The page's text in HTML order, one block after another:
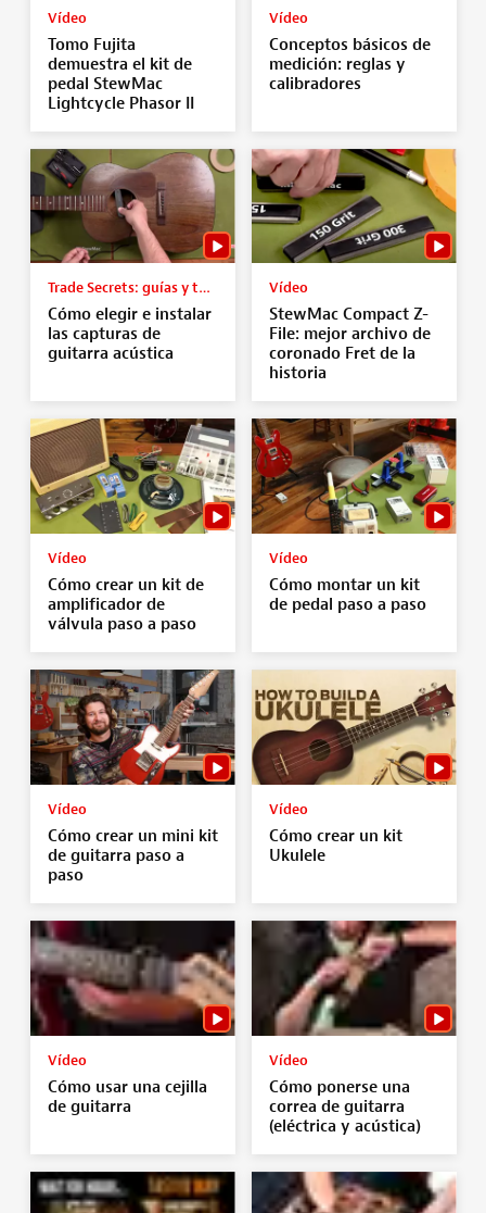
Vídeo
Tomo Fujita
demuestra el kit de
pedal StewMac
Lightcycle Phasor II
Vídeo
Conceptos básicos de
medición: reglas y
calibradores
Trade Secrets: guías y tutoriales
Cómo elegir e instalar
las capturas de
guitarra acústica
Vídeo
StewMac Compact Z-
File: mejor archivo de
coronado Fret de la
historia
Vídeo
Cómo crear un kit de
amplificador de
válvula paso a paso
Vídeo
Cómo montar un kit
de pedal paso a paso
Vídeo
Cómo crear un mini kit
de guitarra paso a
paso
Vídeo
Cómo crear un kit
Ukulele
Vídeo
Cómo usar una cejilla
de guitarra
Vídeo
Cómo ponerse una
correa de guitarra
(eléctrica y acústica)